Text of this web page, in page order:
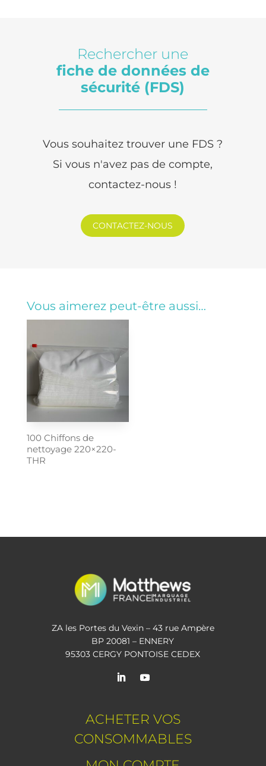
Rechercher une
fiche de données de
sécurité (FDS)
Vous souhaitez trouver une FDS ?
Si vous n'avez pas de compte,
contactez-nous !
CONTACTEZ-NOUS
Vous aimerez peut-être aussi…
100 Chiffons de
nettoyage 220×220-
THR
ZA les Portes du Vexin – 43 rue Ampère
BP 20081 – ENNERY
95303 CERGY PONTOISE CEDEX
ACHETER VOS
CONSOMMABLES